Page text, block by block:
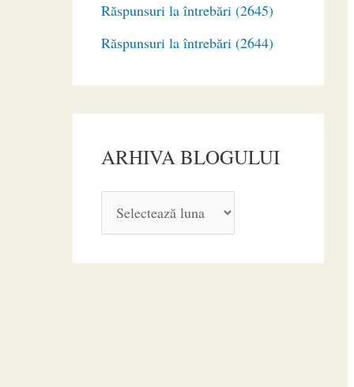
Răspunsuri la întrebări (2645)
Răspunsuri la întrebări (2644)
ARHIVA BLOGULUI
R
H